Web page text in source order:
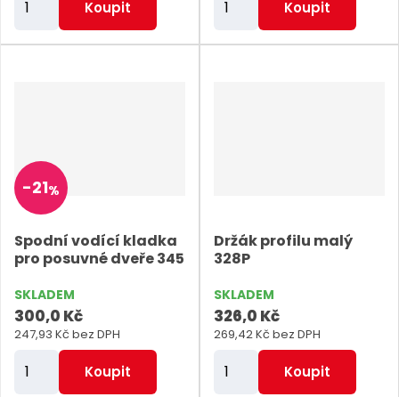
ě
o
č
t
Koupit
ě
t
Koupit
-21%
Spodní vodící kladka
pro posuvné dveře 345
300,0 Kč
247,93 Kč bez DPH
Koupit
SKLADEM
Držák profilu malý
328P
326,0 Kč
269,42 Kč bez DPH
Koupit
SKLADEM